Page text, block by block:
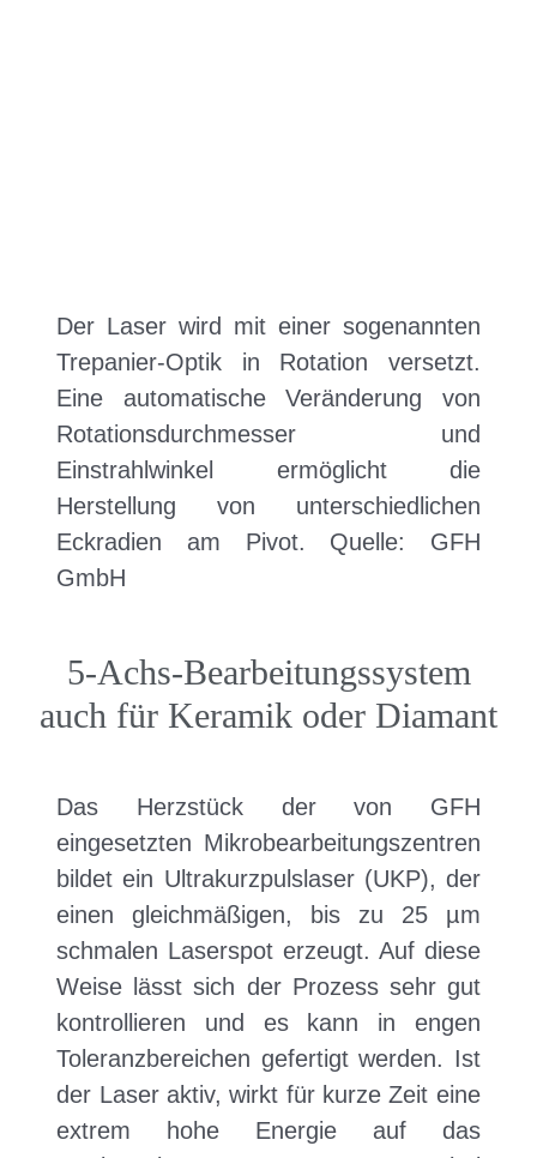
Der Laser wird mit einer sogenannten
Trepanier-Optik in Rotation versetzt.
Eine automatische Veränderung von
Rotationsdurchmesser und
Einstrahlwinkel ermöglicht die
Herstellung von unterschiedlichen
Eckradien am Pivot. Quelle: GFH
GmbH
5-Achs-Bearbeitungssystem
auch für Keramik oder Diamant
Das Herzstück der von GFH
eingesetzten Mikrobearbeitungszentren
bildet ein Ultrakurzpulslaser (UKP), der
einen gleichmäßigen, bis zu 25 µm
schmalen Laserspot erzeugt. Auf diese
Weise lässt sich der Prozess sehr gut
kontrollieren und es kann in engen
Toleranzbereichen gefertigt werden. Ist
der Laser aktiv, wirkt für kurze Zeit eine
extrem hohe Energie auf das